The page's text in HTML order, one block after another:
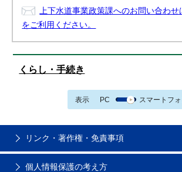
上下水道事業政策課へのお問い合わ
をご利用ください。
くらし・手続き
表示 PC スマートフ
リンク・著作権・免責事項
個人情報保護の考え方